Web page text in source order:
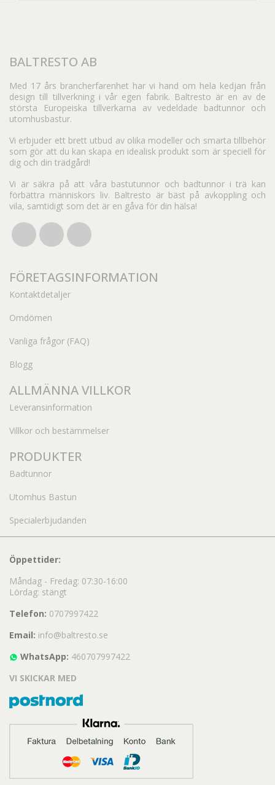
BALTRESTO AB
Med 17 års brancherfarenhet har vi hand om hela kedjan från
design till tillverkning i vår egen fabrik. Baltresto är en av de
största Europeiska tillverkarna av vedeldade badtunnor och
utomhusbastur.
Vi erbjuder ett brett utbud av olika modeller och smarta tillbehör
som gör att du kan skapa en idealisk produkt som är speciell för
dig och din trädgård!
Vi är säkra på att våra bastutunnor och badtunnor i trä kan
förbättra människors liv. Baltresto är bäst på avkoppling och
vila, samtidigt som det är en gåva för din hälsa!
FÖRETAGSINFORMATION
Kontaktdetaljer
Omdömen
Vanliga frågor (FAQ)
Blogg
ALLMÄNNA VILLKOR
Leveransinformation
Villkor och bestämmelser
PRODUKTER
Badtunnor
Utomhus Bastun
Specialerbjudanden
Öppettider:
Måndag - Fredag: 07:30-16:00
Lördag: stängt
Telefon: 0707997422
Email: info@baltresto.se
WhatsApp: 460707997422
VI SKICKAR MED